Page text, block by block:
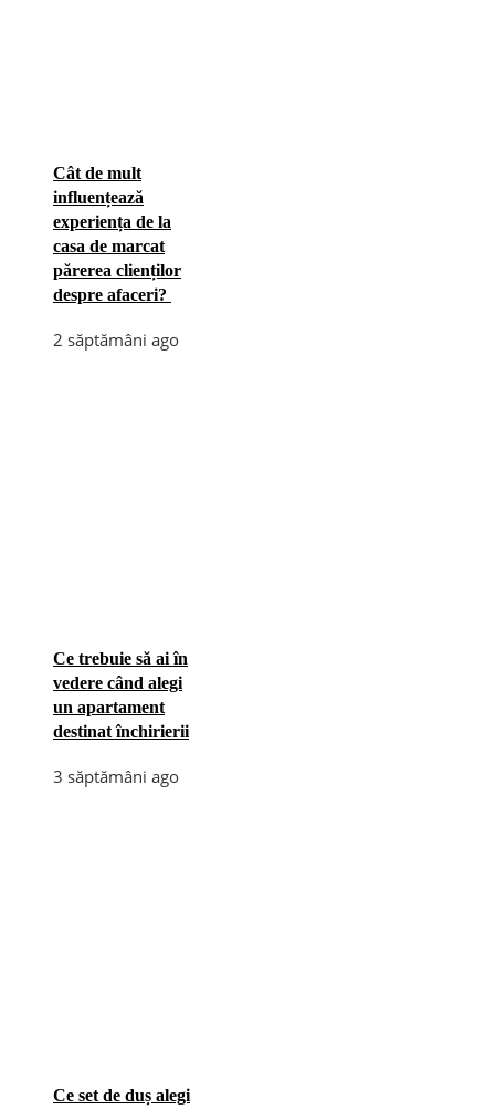
Cât de mult
influențează
experiența de la
casa de marcat
părerea clienților
despre afaceri?
2 săptămâni ago
Ce trebuie să ai în
vedere când alegi
un apartament
destinat închirierii
3 săptămâni ago
Ce set de duș alegi